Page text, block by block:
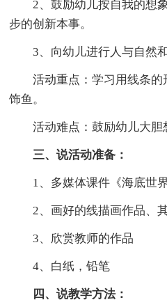
2、鼓励幼儿按自我的想象
步的创新本事。
3、向幼儿进行人与自然和
活动重点：学习用线条的
饰鱼。
活动难点：鼓励幼儿大胆
三、说活动准备：
1、多媒体课件《海底世界
2、画好的线描画作品、其
3、欣赏教师的作品
4、白纸，铅笔
四、说教学方法：